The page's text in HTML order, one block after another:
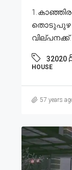
തൊടുപുഴ
വില്പനക്ക്.
32020
HOUSE
57 years